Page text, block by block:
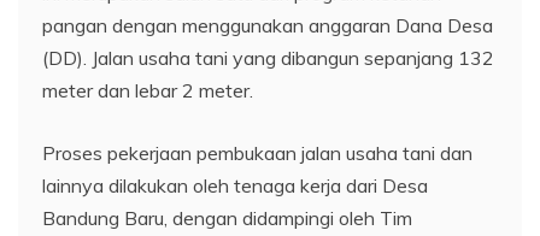
pangan dengan menggunakan anggaran Dana Desa
(DD). Jalan usaha tani yang dibangun sepanjang 132
meter dan lebar 2 meter.
Proses pekerjaan pembukaan jalan usaha tani dan
lainnya dilakukan oleh tenaga kerja dari Desa
Bandung Baru, dengan didampingi oleh Tim